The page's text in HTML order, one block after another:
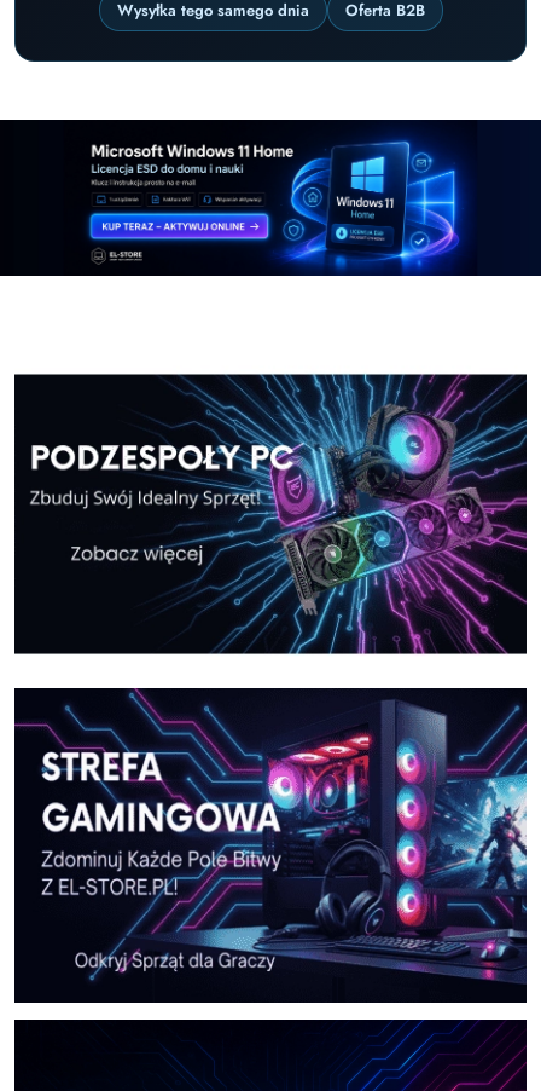
Wysyłka tego samego dnia
Oferta B2B
Pomiń karuzelę promocyjną